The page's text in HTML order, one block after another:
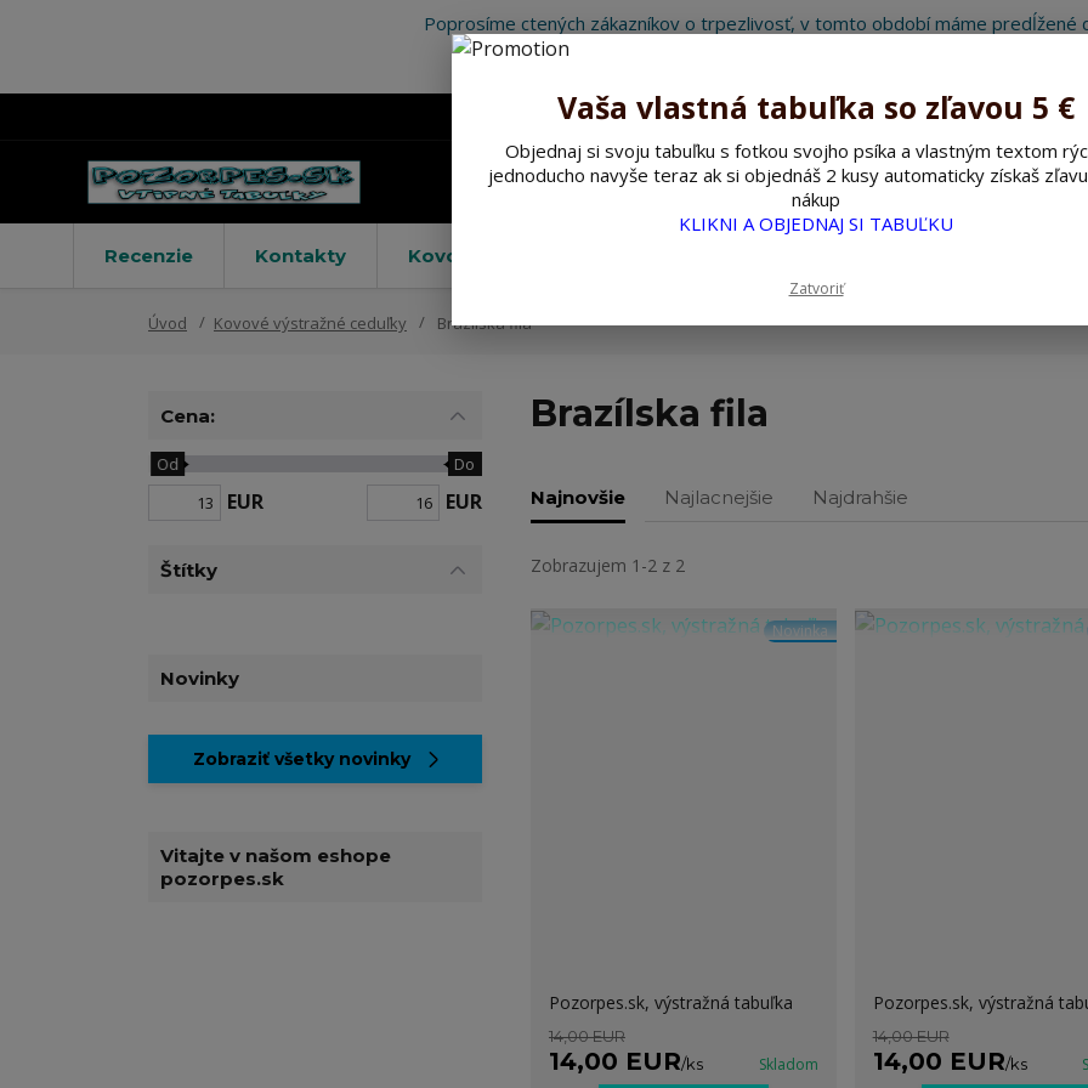
Poprosíme ctených zákazníkov o trpezlivosť, v tomto období máme predĺžené
Hľadať
Recenzie Kontakty Kovové výstražné ceduľky
Úvod Kovové výstražné ceduľky Brazílska fila
Brazílska fila
Najnovšie Najlacnejšie Najdrahšie
Zobrazujem 1-2 z 2
Novinka
Pozorpes.sk, výstražná tabuľka
14,00 EUR
14,00 EUR/ks Skladom
Pozorpes.sk, výstražná
14,00 EUR
14,00 EUR/ks
Cena:
EUR
Od Do
EUR
Štítky
Novinky
Zobraziť všetky novinky
Vitajte v našom eshope
pozorpes.sk
Vaša vlastná tabuľka so zľavou 5 €
Objednaj si svoju tabuľku s fotkou svojho psíka a vlastným textom
jednoducho navyše teraz ak si objednáš 2 kusy automaticky získaš
nákup
KLIKNI A OBJEDNAJ SI TABUĽKU
Zatvoriť